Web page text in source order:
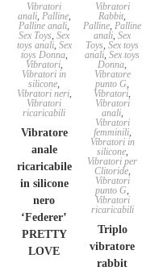
Vibratori
anali, Palline,
Palline anali,
Sex Toys,Sex
toys anali, Sex
toys Donna,
Vibratori,
Vibratori in
silicone,
Vibratori neri,
Vibratori
ricaricabili
Vibratore
anale
ricaricabile
in silicone
nero
‘Federer’
PRETTY
LOVE
Vibratori
Rabbit,
Palline,Palline
anali,Sex
Toys,Sex toys
anali,Sex toys
Donna,
Vibratore
punto G,
Vibratori,
Vibratori
anali,
Vibratori
femminili,
Vibratori in
silicone,
Vibratori per
Clitoride,
Vibratori
punto G,
Vibratori
ricaricabili
Triplo
vibratore
rabbit